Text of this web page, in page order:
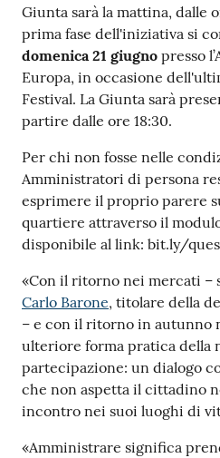
Giunta sarà la mattina, dalle
prima fase dell'iniziativa si
domenica 21 giugno presso
Europa, in occasione
Festival. La Giunta sarà
partire dalle ore 18:30.
Per chi non fosse nelle
Amministratori di persona
esprimere il proprio parere
quartiere attraverso il
disponibile al link: bit.ly/
«Con il ritorno nei mercati –
Carlo Barone, titolare della
– e con il ritorno in autunno
ulteriore forma pratica della
partecipazione: un dialogo
che non aspetta il cittadino
incontro nei suoi luoghi di
«Amministrare significa